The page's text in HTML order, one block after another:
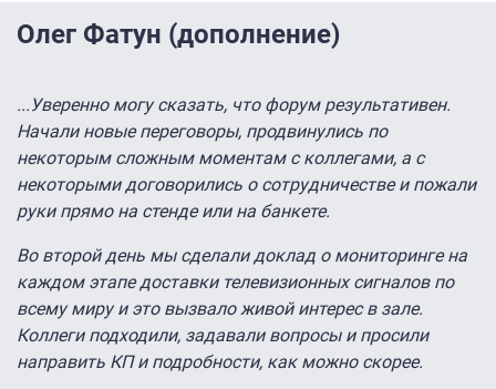
Олег Фатун (дополнение)
...Уверенно могу сказать, что форум результативен.
Начали новые переговоры, продвинулись по
некоторым сложным моментам с коллегами, а с
некоторыми договорились о сотрудничестве и пожали
руки прямо на стенде или на банкете.
Во второй день мы сделали доклад о мониторинге на
каждом этапе доставки телевизионных сигналов по
всему миру и это вызвало живой интерес в зале.
Коллеги подходили, задавали вопросы и просили
направить КП и подробности, как можно скорее.